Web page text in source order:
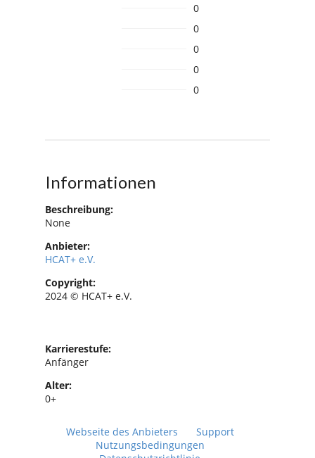
0
0
0
0
0
Informationen
Beschreibung:
None
Anbieter:
HCAT+ e.V.
Copyright:
2024 © HCAT+ e.V.
Karrierestufe:
Anfänger
Alter:
0+
Webseite des Anbieters
Support
Nutzungsbedingungen